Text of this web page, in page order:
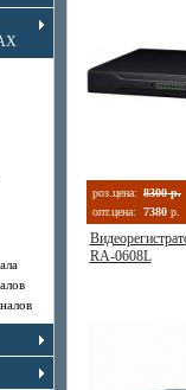
роз.цена: 8300 р.
опт.цена:
7380 р.
RA-0608L